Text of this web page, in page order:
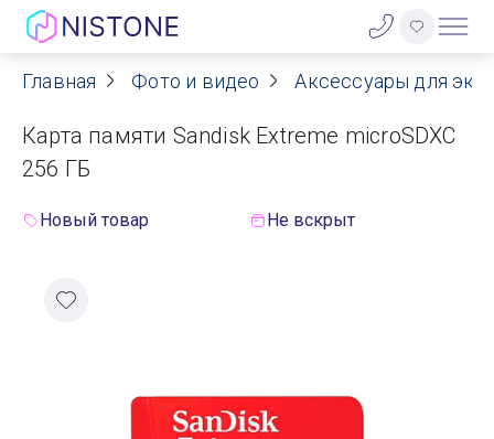
Акции
О нас
Главная Фото и видео Аксессуары для
Карта памяти Sandisk Extreme microSDXC
256 ГБ
Новый товар Не вскрыт